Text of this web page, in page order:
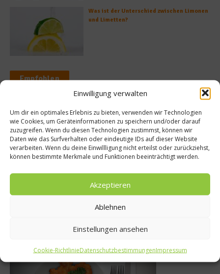
Einwilligung verwalten
Um dir ein optimales Erlebnis zu bieten, verwenden wir Technologien
wie Cookies, um Geräteinformationen zu speichern und/oder darauf
zuzugreifen. Wenn du diesen Technologien zustimmst, können wir
Daten wie das Surfverhalten oder eindeutige IDs auf dieser Website
verarbeiten. Wenn du deine Einwillligung nicht erteilst oder zurückziehst,
können bestimmte Merkmale und Funktionen beeinträchtigt werden.
Akzeptieren
Ablehnen
Einstellungen ansehen
Cookie-RichtlinieDatenschutzbestimmungenImpressum
Was ist der Unterschied zwischen Limonen
und Limetten?
Empfohlen
mit
Harald
Tim Raues
Was isst Deutschland